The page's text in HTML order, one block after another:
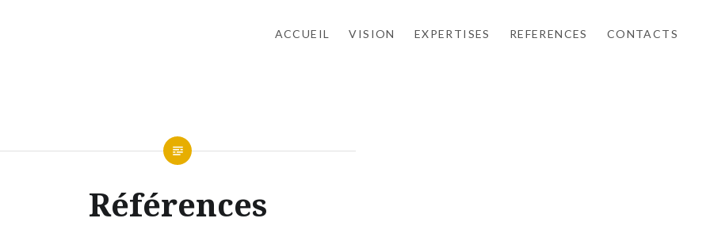
ACCUEIL VISION EXPERTISES REFERENCES CONTACTS
Références